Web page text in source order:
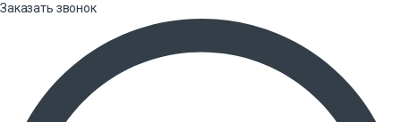
Заказать звонок